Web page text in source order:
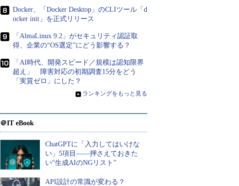
Docker、「Docker Desktop」のCLIツール「d
ocker init」を正式リリース
「AlmaLinux 9.2」がセキュリティ認証取
得、企業の“OS選定”にどう影響する？
「AI時代、開発スピード／規模は認知限界
超え」 障害対応の初期調査15分をどう
「実質ゼロ」にした？
» ランキングをもっと見る
＠IT eBook
ChatGPTに「入力してはいけな
い」5項目――押さえておきた
い“生成AIのNGリスト”
API設計の常識が変わる？